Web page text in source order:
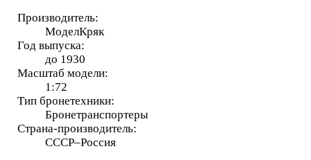
Производитель:
МоделКряк
Год выпуска:
до 1930
Масштаб модели:
1:72
Тип бронетехники:
Бронетранспортеры
Страна-производитель:
СССР–Россия